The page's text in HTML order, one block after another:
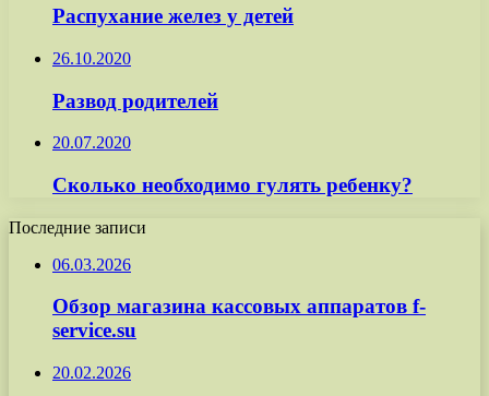
Распухание желез у детей
26.10.2020
Развод родителей
20.07.2020
Сколько необходимо гулять ребенку?
Последние записи
06.03.2026
Обзор магазина кассовых аппаратов f-
service.su
20.02.2026